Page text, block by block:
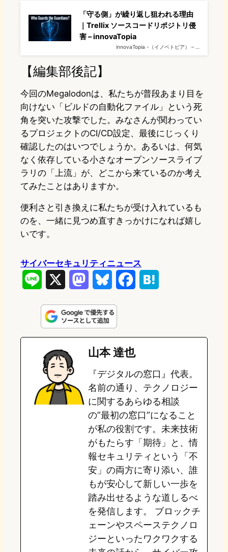
「守る側」が繰り返し狙われる理由
｜Trellix ソースコードリポジトリ侵
害 – innovaTopia
innovaTopia -（イノベトピア） – …
【編集部後記】
今回のMegalodonは、私たちが普段あまり目を
向けない「ビルドの自動化ファイル」という死
角を突いた攻撃でした。みなさんが関わってい
るプロジェクトのCI/CD設定、最後にじっくり
確認したのはいつでしょうか。あるいは、何気
なく依存している小さなオープンソースライブ
ラリの「上流」が、どこから来ているのか考え
てみたことはありますか。
便利さと引き換えに私たちが受け入れているも
のを、一緒に見つめ直すきっかけになれば嬉し
いです。
サイバーセキュリティニュース
n
e
s
t
o
o
n
u
e
s
k
e
b
o
o
k
e
a
山本 達也
『デジタルの窓口』代表。
名前の通り、テクノロジー
に関するあらゆる相談
の”最初の窓口”になること
が私の役割です。未来技術
がもたらす「期待」と、情
報セキュリティという「不
安」の両方に寄り添い、誰
もが安心して新しい一歩を
踏み出せるような道しるべ
を発信します。 ブロックチ
ェーンやスペーステクノロ
ジーといったワクワクする